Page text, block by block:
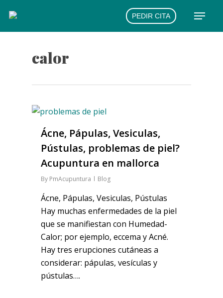
main
PEDIR CITA Menu
calor
Ácne, Pápulas, Vesiculas,
Pústulas, problemas de piel?
Acupuntura en mallorca
By PmAcupuntura Blog
Ácne, Pápulas, Vesiculas, Pústulas
Hay muchas enfermedades de la piel
que se manifiestan con Humedad-
Calor; por ejemplo, eccema y Acné.
Hay tres erupciones cutáneas a
considerar: pápulas, vesículas y
pústulas….